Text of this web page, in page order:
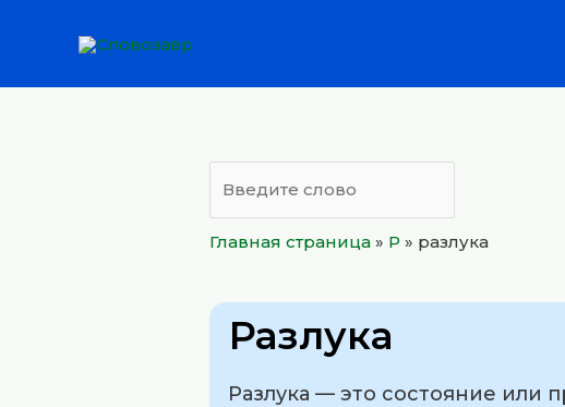
Главная страница » Р » разлука
Разлука
Разлука — это состояние или